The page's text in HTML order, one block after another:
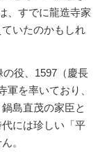
、すでに龍造寺家
いたのかもしれ
役、1597（慶長
を率いており、
島直茂の家臣と
には珍しい「平
。